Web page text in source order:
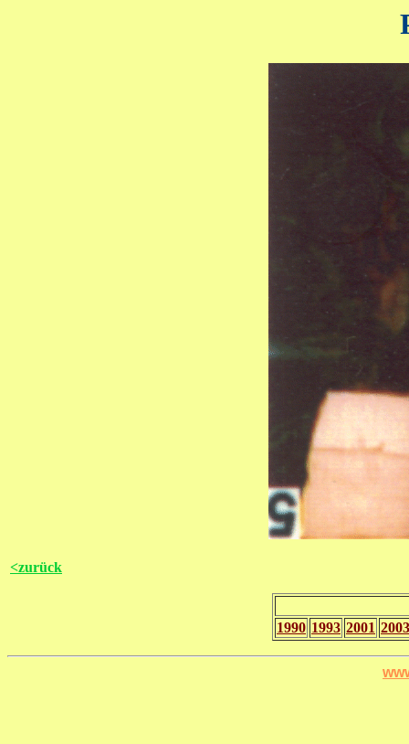
<zurück
1990 1993 2001 2003